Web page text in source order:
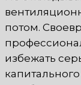
потом.
избежать